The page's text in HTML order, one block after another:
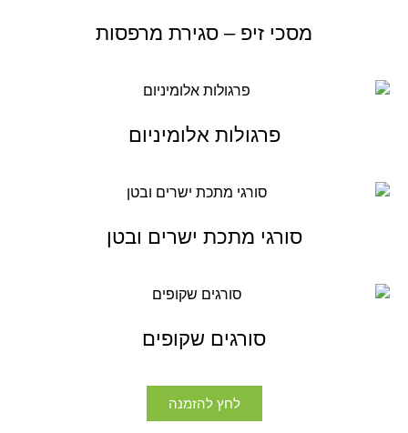
מסכי זיפ – סגירת מרפסות
פרגולות אלומיניום
סורגי מתכת ישרים ובטן
סורגים שקופים
לחץ להזמנה